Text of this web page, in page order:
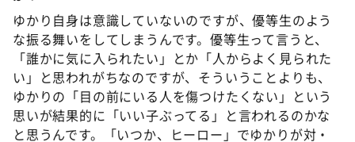
ゆかり自身は意識していないのですが、優等生のよう
な振る舞いをしてしまうんです。優等生って言うと、
「誰かに気に入られたい」とか「人からよく見られた
い」と思われがちなのですが、そういうことよりも、
ゆかりの「目の前にいる人を傷つけたくない」という
思いが結果的に「いい子ぶってる」と言われるのかな
と思うんです。「いつか、ヒーロー」でゆかりが対・